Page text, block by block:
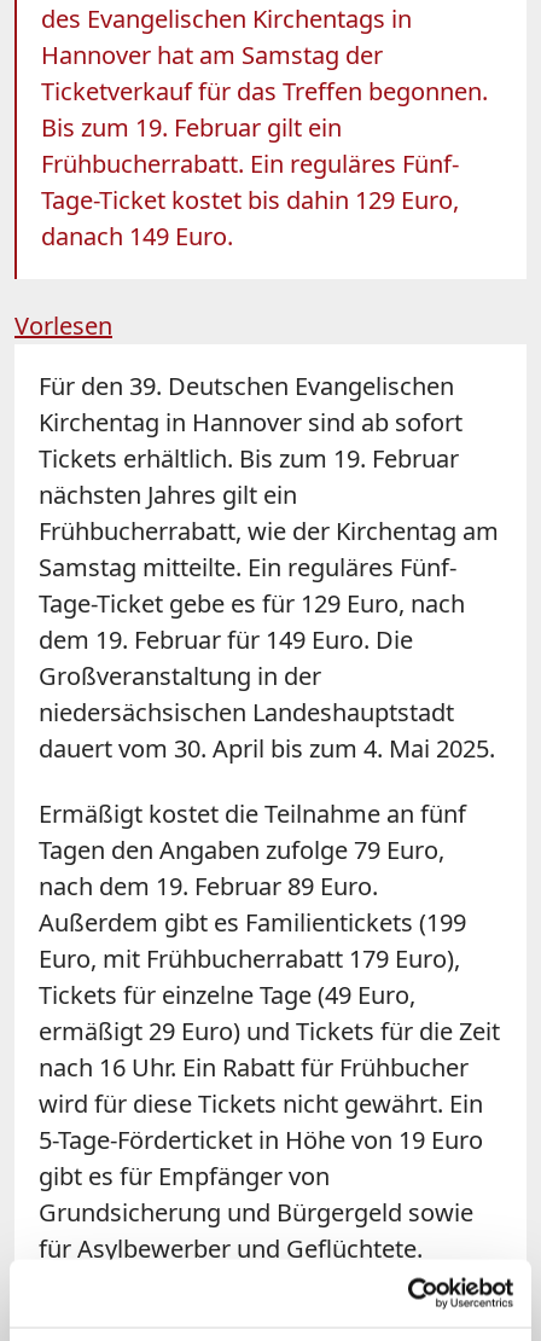
des Evangelischen Kirchentags in
Hannover hat am Samstag der
Ticketverkauf für das Treffen begonnen.
Bis zum 19. Februar gilt ein
Frühbucherrabatt. Ein reguläres Fünf-
Tage-Ticket kostet bis dahin 129 Euro,
danach 149 Euro.
Vorlesen
Für den 39. Deutschen Evangelischen
Kirchentag in Hannover sind ab sofort
Tickets erhältlich. Bis zum 19. Februar
nächsten Jahres gilt ein
Frühbucherrabatt, wie der Kirchentag am
Samstag mitteilte. Ein reguläres Fünf-
Tage-Ticket gebe es für 129 Euro, nach
dem 19. Februar für 149 Euro. Die
Großveranstaltung in der
niedersächsischen Landeshauptstadt
dauert vom 30. April bis zum 4. Mai 2025.
Ermäßigt kostet die Teilnahme an fünf
Tagen den Angaben zufolge 79 Euro,
nach dem 19. Februar 89 Euro.
Außerdem gibt es Familientickets (199
Euro, mit Frühbucherrabatt 179 Euro),
Tickets für einzelne Tage (49 Euro,
ermäßigt 29 Euro) und Tickets für die Zeit
nach 16 Uhr. Ein Rabatt für Frühbucher
wird für diese Tickets nicht gewährt. Ein
5-Tage-Förderticket in Höhe von 19 Euro
gibt es für Empfänger von
Grundsicherung und Bürgergeld sowie
für Asylbewerber und Geflüchtete.
Alle Tickets enthalten den Veranstaltern